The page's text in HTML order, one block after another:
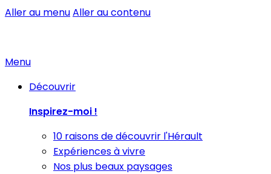
Aller au menuAller au contenu
Menu
Découvrir
Inspirez-moi !
10 raisons de découvrir l'Hérault
Expériences à vivre
Nos plus beaux paysages